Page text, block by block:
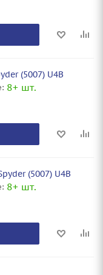
(5007) U4B
8+ шт.
(5007) U4B
8+ шт.